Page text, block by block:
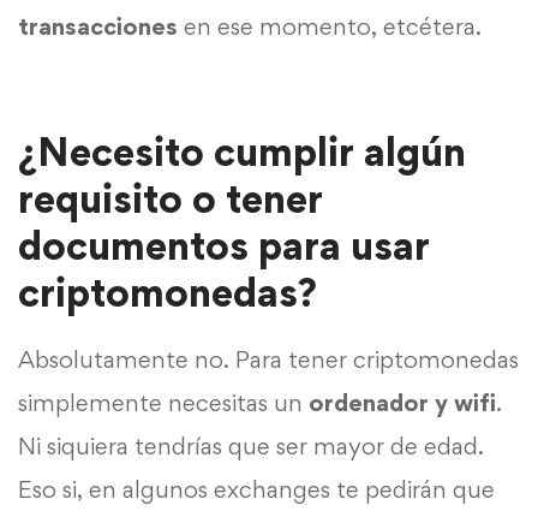
transacciones en ese momento, etcétera.
¿Necesito cumplir algún
requisito o tener
documentos para usar
criptomonedas?
Absolutamente no. Para tener criptomonedas
simplemente necesitas un ordenador y wifi.
Ni siquiera tendrías que ser mayor de edad.
Eso si, en algunos exchanges te pedirán que